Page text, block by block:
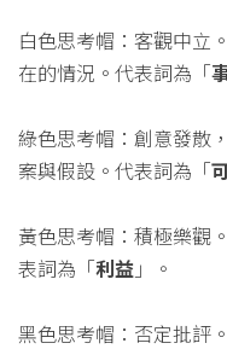
白色思考帽：客觀中立
在的情況。代表詞為「
綠色思考帽：創意發散
案與假設。代表詞為「
黃色思考帽：積極樂觀
表詞為「利益 」。
黑色思考帽：否定批評